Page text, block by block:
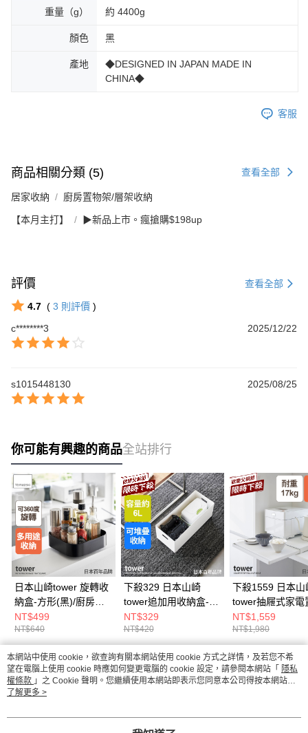
重量（g） 約 4400g
顏色 黑
產地
◆DESIGNED IN JAPAN MADE IN
CHINA◆
客服
商品相關分類 (5) 查看全部
居家收納 廚房置物架/層架收納
【本月主打】 ▶新品上市。瘋搶購$198up
評價 查看全部
4.7 ( 3 則評價 )
c********3
2025/12/22
s1015448130 2025/08/25
你可能有興趣的商品全站排行
日本山崎tower 旋轉收
納盒-方形(黑)/廚房收
納盒/調味料架/廚房收
納
NT$499
NT$640
下殺329 日本山崎
tower追加用收納盒-
(白)S/萬用收納盒/手把
收納盒/儲物盒
NT$329
NT$420
下殺1559 日本山
tower抽屜式家電
架(白)/電器架/廚
納架/廚房收納
NT$1,559
NT$1,980
熱門標籤
本網站中使用 cookie，欲查詢有關本網站使用 cookie 方式之詳情，及若您不希
望在電腦上使用 cookie 時應如何變更電腦的 cookie 設定，請參閱本網站「 隱私
權條款 」之 Cookie 聲明。您繼續使用本網站即表示您同意本公司得按本網站使
用條款之 Cookie 聲明使用 cookie。
了解更多 >